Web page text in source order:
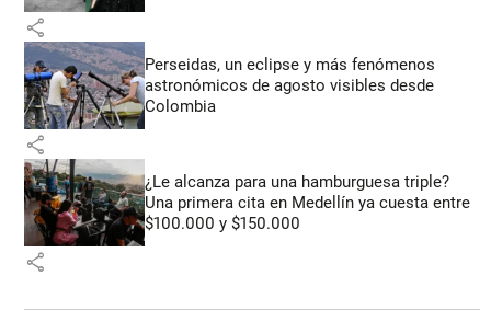
share
Perseidas, un eclipse y más fenómenos
astronómicos de agosto visibles desde
Colombia
share
¿Le alcanza para una hamburguesa triple?
Una primera cita en Medellín ya cuesta entre
$100.000 y $150.000
share